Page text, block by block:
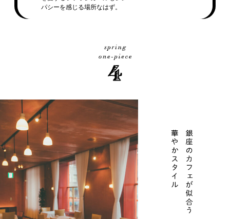
パシーを感じる場所なはず。